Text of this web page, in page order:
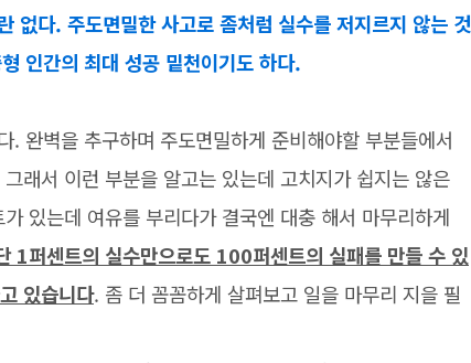
없다. 주도면밀한 사고로 좀처럼 실수를 저지르지 않는 것
인간의 최대 성공 밑천이기도 하다.
완벽을 추구하며 주도면밀하게 준비해야할 부분들에서
래서 이런 부분을 알고는 있는데 고치지가 쉽지는 않은
있는데 여유를 부리다가 결국엔 대충 해서 마무리하게
1퍼센트의 실수만으로도 100퍼센트의 실패를 만들 수 있
있습니다. 좀 더 꼼꼼하게 살펴보고 일을 마무리 지을 필